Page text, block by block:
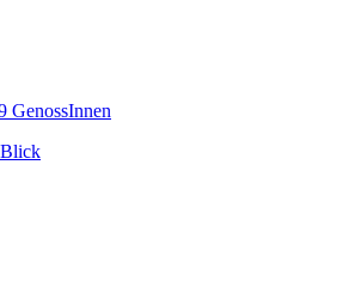
GenossInnen
Blick